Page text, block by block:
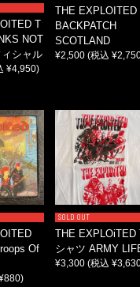
T
NOT
シャル
¥4,950)
THE EXPLOITED
BACKPATCH
SCOTLAND
¥2,500 (税込
Of
SOLD OUT
THE EXPLOiTED
シャツ ARMY
¥3,300 (税込